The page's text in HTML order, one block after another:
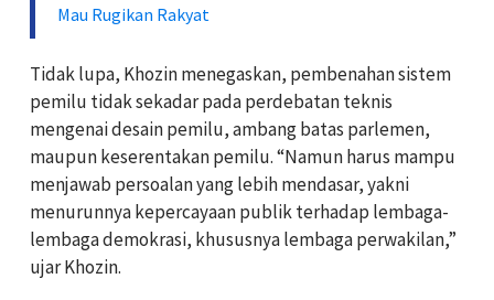
Mau Rugikan Rakyat
Tidak lupa, Khozin menegaskan, pembenahan sistem
pemilu tidak sekadar pada perdebatan teknis
mengenai desain pemilu, ambang batas parlemen,
maupun keserentakan pemilu. “Namun harus mampu
menjawab persoalan yang lebih mendasar, yakni
menurunnya kepercayaan publik terhadap lembaga-
lembaga demokrasi, khususnya lembaga perwakilan,”
ujar Khozin.